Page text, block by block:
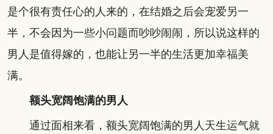
是个很有责任心的人来的，在结婚之后会宠爱另一
半，不会因为一些小问题而吵吵闹闹，所以说这样的
男人是值得嫁的，也能让另一半的生活更加幸福美
满。
额头宽阔饱满的男人
通过面相来看，额头宽阔饱满的男人天生运气就